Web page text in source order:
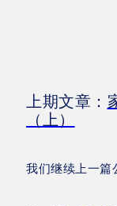
上期文章：
（上）
我们继续上一篇